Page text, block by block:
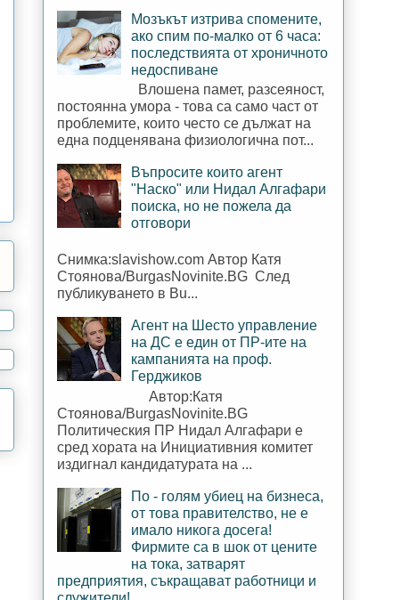
Мозъкът изтрива спомените,
ако спим по-малко от 6 часа:
последствията от хроничното
недоспиване
Влошена памет, разсеяност,
постоянна умора - това са само част от
проблемите, които често се дължат на
една подценявана физиологична пот...
Въпросите които агент
"Наско" или Нидал Алгафари
поиска, но не пожела да
отговори
Снимка:slavishow.com Автор Катя
Стоянова/BurgasNovinite.BG След
публикуването в Bu...
Агент на Шесто управление
на ДС е един от ПР-ите на
кампанията на проф.
Герджиков
Автор:Катя
Стоянова/BurgasNovinite.BG
Политическия ПР Нидал Алгафари е
сред хората на Инициативния комитет
издигнал кандидатурата на ...
По - голям убиец на бизнеса,
от това правителство, не е
имало никога досега!
Фирмите са в шок от цените
на тока, затварят
предприятия, съкращават работници и